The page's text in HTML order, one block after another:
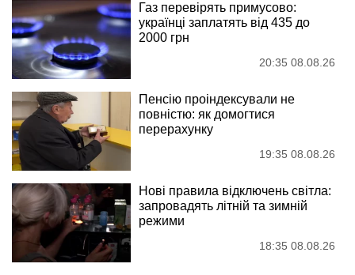
Газ перевірять примусово:
українці заплатять від 435 до
2000 грн
20:35 08.08.26
Пенсію проіндексували не
повністю: як домогтися
перерахунку
19:35 08.08.26
Нові правила відключень світла:
запровадять літній та зимній
режими
18:35 08.08.26